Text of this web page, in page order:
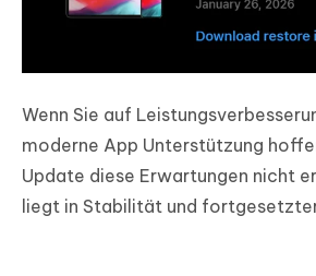
Wenn Sie auf
moderne App Unterstützung
Update diese Erwartungen nicht
liegt in Stabilität und